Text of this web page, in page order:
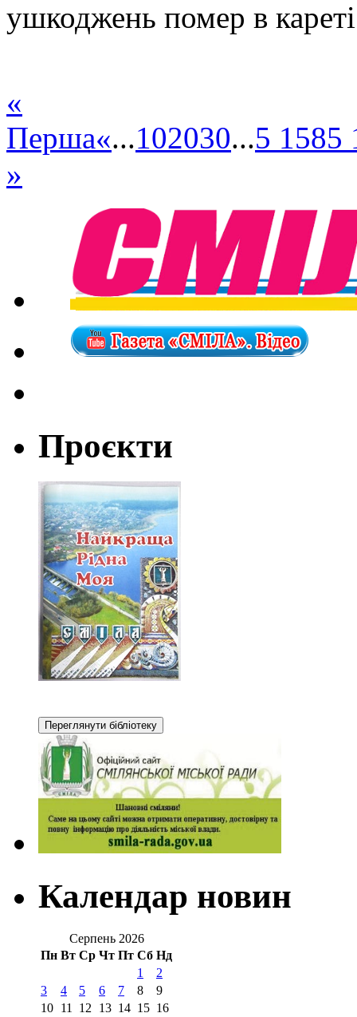
ушкоджень помер в
«
Перша«...102030...5 1585
»
Проєкти
Календар новин
Серпень 2026
Пн Вт Ср Чт Пт Сб Нд
1
2
3
4 5 6 7 8
9
10 11 12 13 14 15 16